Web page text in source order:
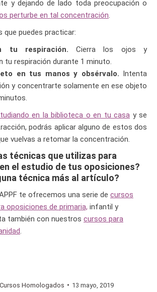
y dejando de lado toda preocupación o
perturbe en tal concentración.
que puedes practicar:
tu respiración. Cierra los ojos y
tu respiración durante 1 minuto.
en tus manos y obsérvalo. Intenta
y concentrarte solamente en ese objeto
en la biblioteca o en tu casa y se
podrás aplicar alguno de estos dos
vuelvas a retomar la concentración.
técnicas que utilizas para
el estudio de tus oposiciones?
técnica más al artículo?
te ofrecemos una serie de cursos
oposiciones de primaria, infantil y
también con nuestros cursos para
.
Cursos Homologados 13 mayo, 2019